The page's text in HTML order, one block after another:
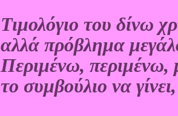
Τιμολόγιο του δίνω
αλλά πρόβλημα
Περιμένω, περιμένω,
το συμβούλιο να